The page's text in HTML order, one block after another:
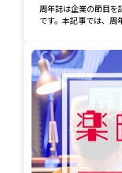
周年誌は企業の節目
です。本記事では、周